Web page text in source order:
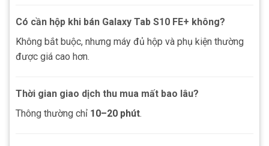
Có cần hộp khi bán Galaxy Tab S10 FE+ không?
Không bắt buộc, nhưng máy đủ hộp và phụ kiện thường
được giá cao hơn.
Thời gian giao dịch thu mua mất bao lâu?
Thông thường chỉ 10–20 phút.